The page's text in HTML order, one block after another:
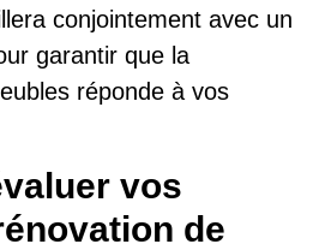
conjointement avec un
garantir que la
réponde à vos
vos
de